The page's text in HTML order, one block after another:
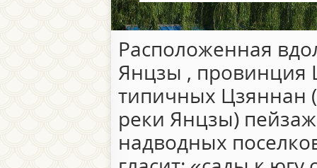
Расположенная
Янцзы , провинция
типичных Цзяннан
реки Янцзы)
надводных